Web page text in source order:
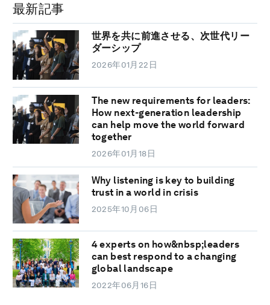
最新記事
世界を共に前進させる、次世代リー
ダーシップ
2026年01月22日
The new requirements for leaders:
How next-generation leadership
can help move the world forward
together
2026年01月18日
Why listening is key to building
trust in a world in crisis
2025年10月06日
4 experts on how&nbsp;leaders
can best respond to a changing
global landscape
2022年06月16日